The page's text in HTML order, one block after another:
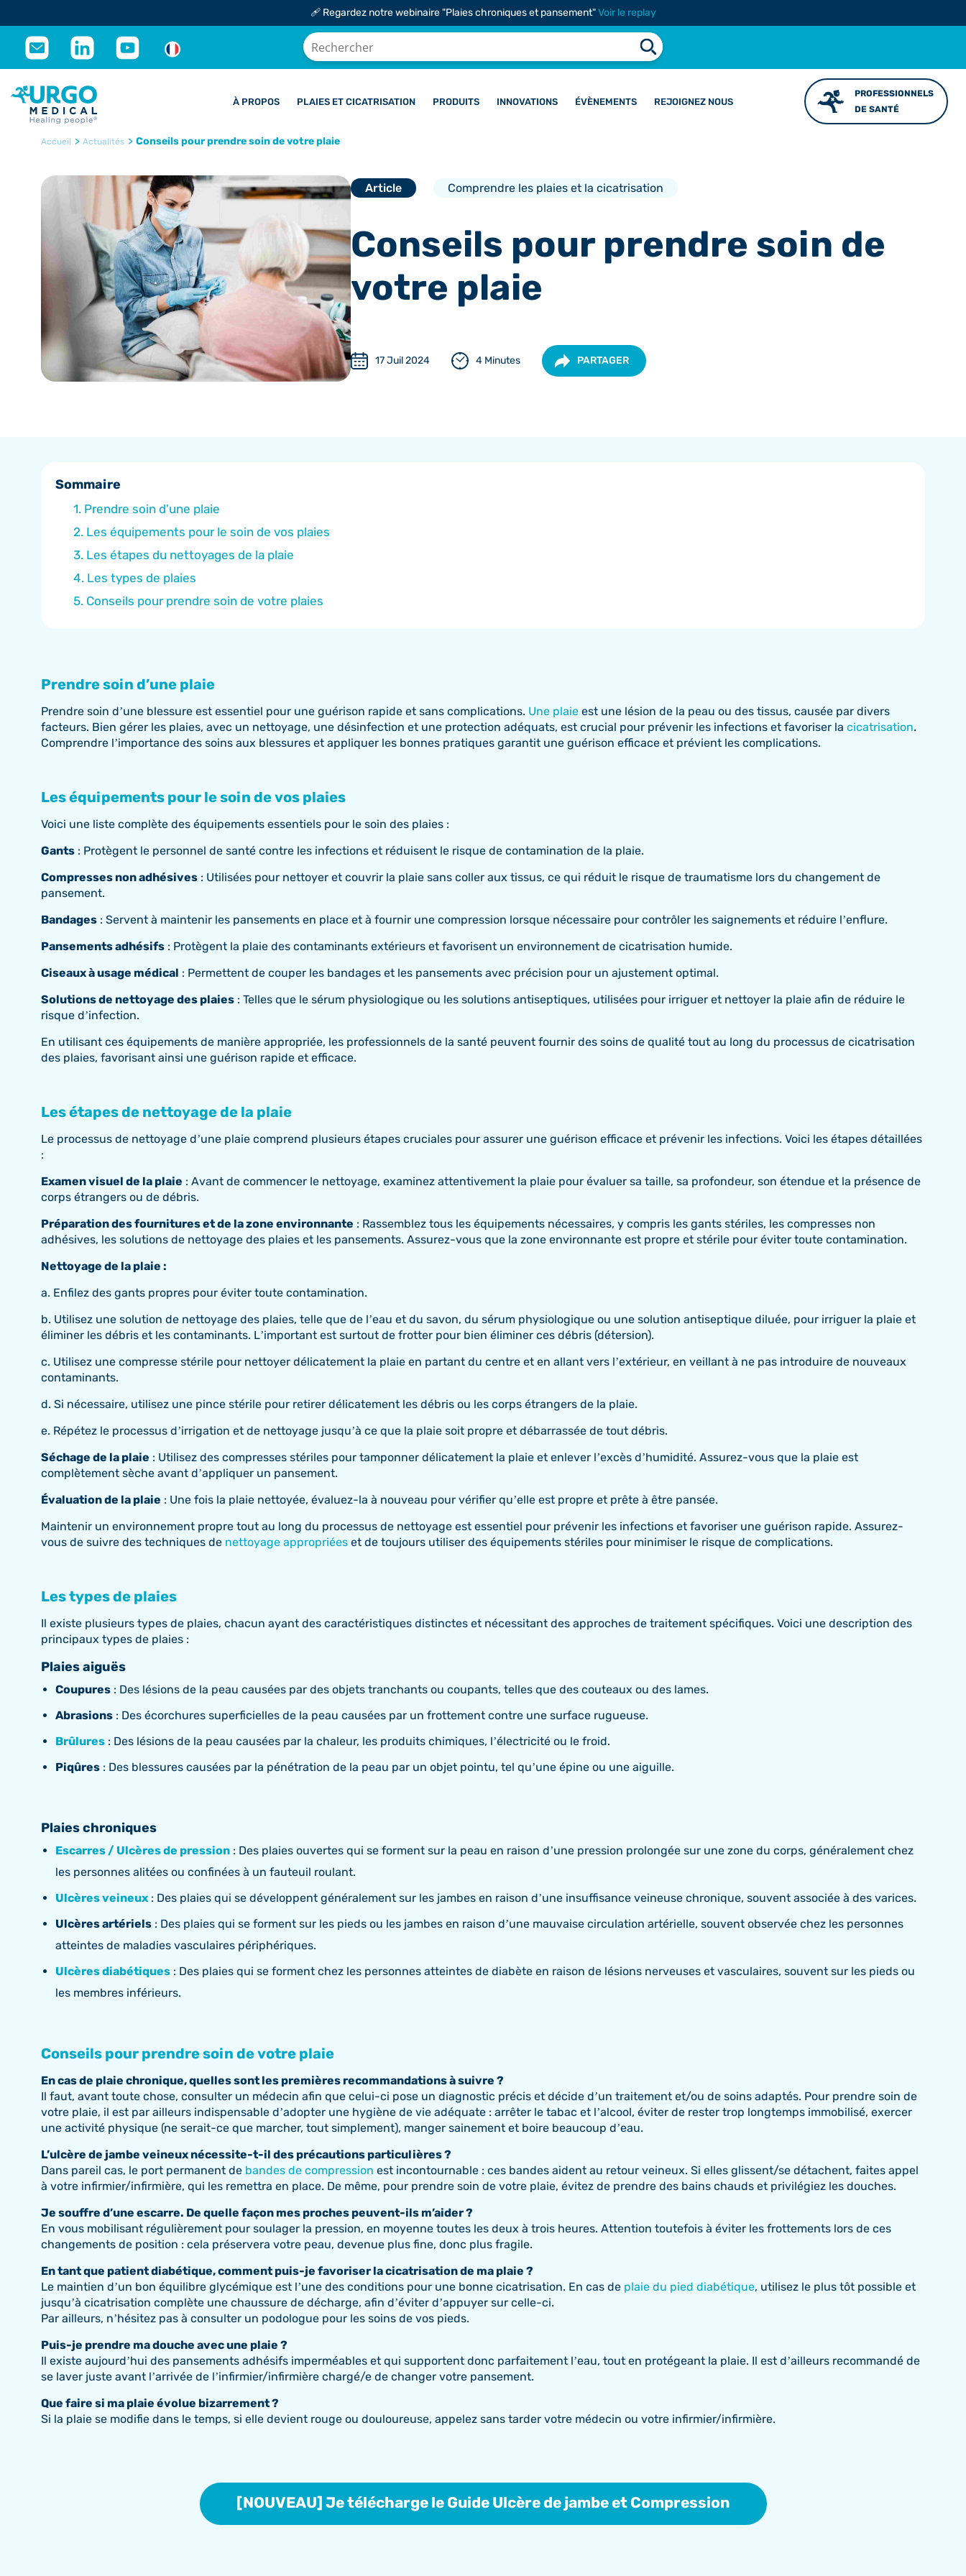
🩹 Regardez notre webinaire "Plaies chroniques et pansement"Voir le replay
À PROPOS PLAIES ET CICATRISATION PRODUITS INNOVATIONS ÉVÈNEMENTS REJOIGNEZ NOUS
PROFESSIONNELS
DE SANTÉ
Accueil > Actualités > Conseils pour prendre soin de votre plaie
Article Comprendre les plaies et la cicatrisation
Conseils pour prendre soin de
votre plaie
17 Juil 2024 4 Minutes PARTAGER
Sommaire
1. Prendre soin d'une plaie
2. Les équipements pour le soin de vos plaies
3. Les étapes du nettoyages de la plaie
4. Les types de plaies
5. Conseils pour prendre soin de votre plaies
Prendre soin d’une plaie
Prendre soin d’une blessure est essentiel pour une guérison rapide et sans complications. Une plaie est une lésion de la peau ou des tissus, causée par divers
facteurs. Bien gérer les plaies, avec un nettoyage, une désinfection et une protection adéquats, est crucial pour prévenir les infections et favoriser la cicatrisation.
Comprendre l’importance des soins aux blessures et appliquer les bonnes pratiques garantit une guérison efficace et prévient les complications.
Les équipements pour le soin de vos plaies
Voici une liste complète des équipements essentiels pour le soin des plaies :
Gants : Protègent le personnel de santé contre les infections et réduisent le risque de contamination de la plaie.
Compresses non adhésives : Utilisées pour nettoyer et couvrir la plaie sans coller aux tissus, ce qui réduit le risque de traumatisme lors du changement de
pansement.
Bandages : Servent à maintenir les pansements en place et à fournir une compression lorsque nécessaire pour contrôler les saignements et réduire l’enflure.
Pansements adhésifs : Protègent la plaie des contaminants extérieurs et favorisent un environnement de cicatrisation humide.
Ciseaux à usage médical : Permettent de couper les bandages et les pansements avec précision pour un ajustement optimal.
Solutions de nettoyage des plaies : Telles que le sérum physiologique ou les solutions antiseptiques, utilisées pour irriguer et nettoyer la plaie afin de réduire le
risque d’infection.
En utilisant ces équipements de manière appropriée, les professionnels de la santé peuvent fournir des soins de qualité tout au long du processus de cicatrisation
des plaies, favorisant ainsi une guérison rapide et efficace.
Les étapes de nettoyage de la plaie
Le processus de nettoyage d’une plaie comprend plusieurs étapes cruciales pour assurer une guérison efficace et prévenir les infections. Voici les étapes détaillées
:
Examen visuel de la plaie : Avant de commencer le nettoyage, examinez attentivement la plaie pour évaluer sa taille, sa profondeur, son étendue et la présence de
corps étrangers ou de débris.
Préparation des fournitures et de la zone environnante : Rassemblez tous les équipements nécessaires, y compris les gants stériles, les compresses non
adhésives, les solutions de nettoyage des plaies et les pansements. Assurez-vous que la zone environnante est propre et stérile pour éviter toute contamination.
Nettoyage de la plaie :
a. Enfilez des gants propres pour éviter toute contamination.
b. Utilisez une solution de nettoyage des plaies, telle que de l’eau et du savon, du sérum physiologique ou une solution antiseptique diluée, pour irriguer la plaie et
éliminer les débris et les contaminants. L’important est surtout de frotter pour bien éliminer ces débris (détersion).
c. Utilisez une compresse stérile pour nettoyer délicatement la plaie en partant du centre et en allant vers l’extérieur, en veillant à ne pas introduire de nouveaux
contaminants.
d. Si nécessaire, utilisez une pince stérile pour retirer délicatement les débris ou les corps étrangers de la plaie.
e. Répétez le processus d’irrigation et de nettoyage jusqu’à ce que la plaie soit propre et débarrassée de tout débris.
Séchage de la plaie : Utilisez des compresses stériles pour tamponner délicatement la plaie et enlever l’excès d’humidité. Assurez-vous que la plaie est
complètement sèche avant d’appliquer un pansement.
Évaluation de la plaie : Une fois la plaie nettoyée, évaluez-la à nouveau pour vérifier qu’elle est propre et prête à être pansée.
Maintenir un environnement propre tout au long du processus de nettoyage est essentiel pour prévenir les infections et favoriser une guérison rapide. Assurez-
vous de suivre des techniques de nettoyage appropriées et de toujours utiliser des équipements stériles pour minimiser le risque de complications.
Les types de plaies
Il existe plusieurs types de plaies, chacun ayant des caractéristiques distinctes et nécessitant des approches de traitement spécifiques. Voici une description des
principaux types de plaies :
Plaies aiguës
Coupures : Des lésions de la peau causées par des objets tranchants ou coupants, telles que des couteaux ou des lames.
Abrasions : Des écorchures superficielles de la peau causées par un frottement contre une surface rugueuse.
Brûlures : Des lésions de la peau causées par la chaleur, les produits chimiques, l’électricité ou le froid.
Piqûres : Des blessures causées par la pénétration de la peau par un objet pointu, tel qu’une épine ou une aiguille.
Plaies chroniques
Escarres / Ulcères de pression : Des plaies ouvertes qui se forment sur la peau en raison d’une pression prolongée sur une zone du corps, généralement chez
les personnes alitées ou confinées à un fauteuil roulant.
Ulcères veineux : Des plaies qui se développent généralement sur les jambes en raison d’une insuffisance veineuse chronique, souvent associée à des varices.
Ulcères artériels : Des plaies qui se forment sur les pieds ou les jambes en raison d’une mauvaise circulation artérielle, souvent observée chez les personnes
atteintes de maladies vasculaires périphériques.
Ulcères diabétiques : Des plaies qui se forment chez les personnes atteintes de diabète en raison de lésions nerveuses et vasculaires, souvent sur les pieds ou
les membres inférieurs.
Conseils pour prendre soin de votre plaie
En cas de plaie chronique, quelles sont les premières recommandations à suivre ?
Il faut, avant toute chose, consulter un médecin afin que celui-ci pose un diagnostic précis et décide d’un traitement et/ou de soins adaptés. Pour prendre soin de
votre plaie, il est par ailleurs indispensable d’adopter une hygiène de vie adéquate : arrêter le tabac et l’alcool, éviter de rester trop longtemps immobilisé, exercer
une activité physique (ne serait-ce que marcher, tout simplement), manger sainement et boire beaucoup d’eau.
L’ulcère de jambe veineux nécessite-t-il des précautions particulières ?
Dans pareil cas, le port permanent de bandes de compression est incontournable : ces bandes aident au retour veineux. Si elles glissent/se détachent, faites appel
à votre infirmier/infirmière, qui les remettra en place. De même, pour prendre soin de votre plaie, évitez de prendre des bains chauds et privilégiez les douches.
Je souffre d’une escarre. De quelle façon mes proches peuvent-ils m’aider ?
En vous mobilisant régulièrement pour soulager la pression, en moyenne toutes les deux à trois heures. Attention toutefois à éviter les frottements lors de ces
changements de position : cela préservera votre peau, devenue plus fine, donc plus fragile.
En tant que patient diabétique, comment puis-je favoriser la cicatrisation de ma plaie ?
Le maintien d’un bon équilibre glycémique est l’une des conditions pour une bonne cicatrisation. En cas de plaie du pied diabétique, utilisez le plus tôt possible et
jusqu’à cicatrisation complète une chaussure de décharge, afin d’éviter d’appuyer sur celle-ci.
Par ailleurs, n’hésitez pas à consulter un podologue pour les soins de vos pieds.
Puis-je prendre ma douche avec une plaie ?
Il existe aujourd’hui des pansements adhésifs imperméables et qui supportent donc parfaitement l’eau, tout en protégeant la plaie. Il est d’ailleurs recommandé de
se laver juste avant l’arrivée de l’infirmier/infirmière chargé/e de changer votre pansement.
Que faire si ma plaie évolue bizarrement ?
Si la plaie se modifie dans le temps, si elle devient rouge ou douloureuse, appelez sans tarder votre médecin ou votre infirmier/infirmière.
[NOUVEAU] Je télécharge le Guide Ulcère de jambe et Compression